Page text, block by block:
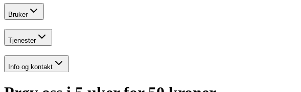
Bruker
Tjenester
Info og kontakt